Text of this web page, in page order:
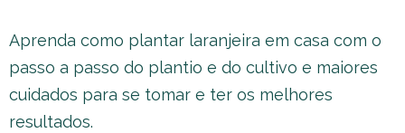
Aprenda como plantar laranjeira em casa com o
passo a passo do plantio e do cultivo e maiores
cuidados para se tomar e ter os melhores
resultados.